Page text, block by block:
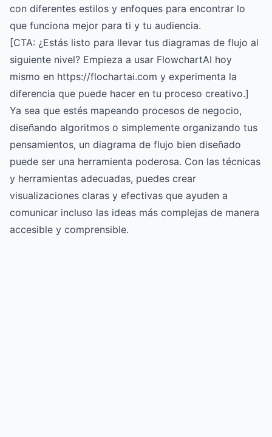
con diferentes estilos y enfoques para encontrar lo
que funciona mejor para ti y tu audiencia.
[CTA: ¿Estás listo para llevar tus diagramas de flujo al
siguiente nivel? Empieza a usar FlowchartAI hoy
mismo en https://flochartai.com y experimenta la
diferencia que puede hacer en tu proceso creativo.]
Ya sea que estés mapeando procesos de negocio,
diseñando algoritmos o simplemente organizando tus
pensamientos, un diagrama de flujo bien diseñado
puede ser una herramienta poderosa. Con las técnicas
y herramientas adecuadas, puedes crear
visualizaciones claras y efectivas que ayuden a
comunicar incluso las ideas más complejas de manera
accesible y comprensible.